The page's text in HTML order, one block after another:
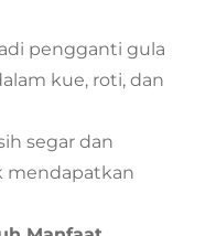
pengganti gula
kue, roti, dan
segar dan
mendapatkan